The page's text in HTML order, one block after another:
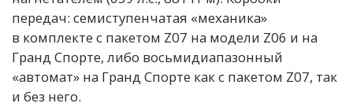
передач: семиступенчатая «механика»
в комплекте с пакетом Z07 на модели Z06 и на
Гранд Спорте, либо восьмидиапазонный
«автомат» на Гранд Спорте как с пакетом Z07, так
и без него.